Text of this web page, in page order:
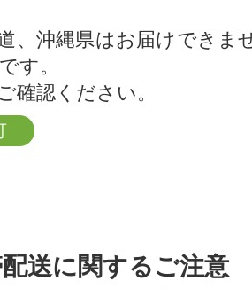
、沖縄県はお届けできま
す。
確認ください。
送に関するご注意